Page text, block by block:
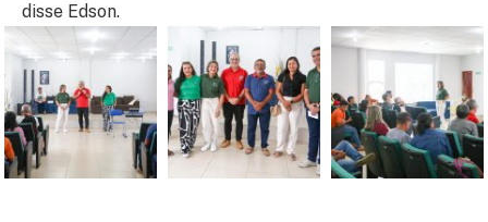
disse Edson.